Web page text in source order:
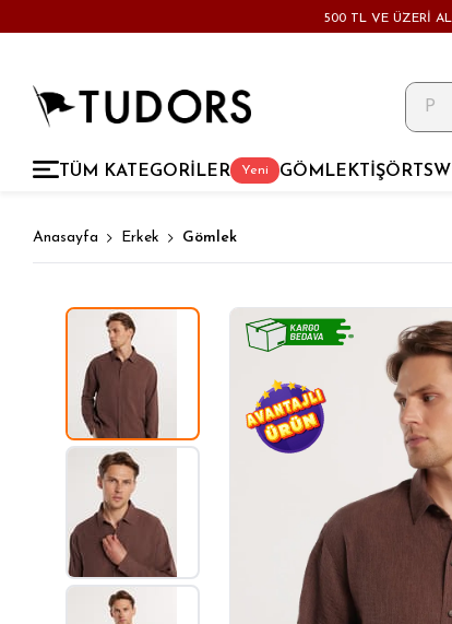
500 TL VE ÜZERİ
Yeni
TÜM KATEGORİLER GÖMLEK TİŞÖRT
Anasayfa Erkek Gömlek